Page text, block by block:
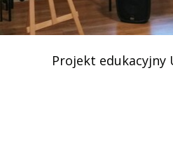
Projekt edukacyjny